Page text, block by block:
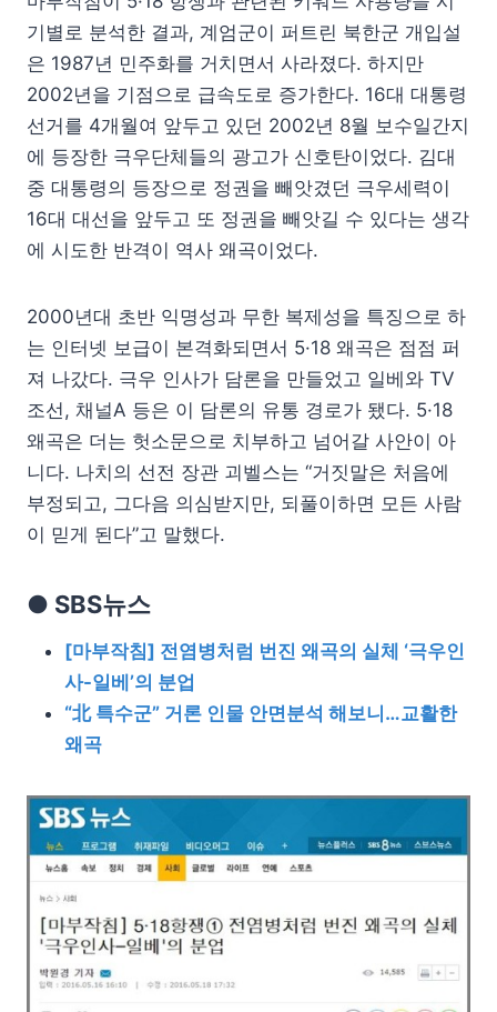
기별로 분석한 결과, 계엄군이 퍼트린 북한군 개입설
은 1987년 민주화를 거치면서 사라졌다. 하지만
2002년을 기점으로 급속도로 증가한다. 16대 대통령
선거를 4개월여 앞두고 있던 2002년 8월 보수일간지
에 등장한 극우단체들의 광고가 신호탄이었다. 김대
중 대통령의 등장으로 정권을 빼앗겼던 극우세력이
16대 대선을 앞두고 또 정권을 빼앗길 수 있다는 생각
에 시도한 반격이 역사 왜곡이었다.
2000년대 초반 익명성과 무한 복제성을 특징으로 하
는 인터넷 보급이 본격화되면서 5·18 왜곡은 점점 퍼
져 나갔다. 극우 인사가 담론을 만들었고 일베와 TV
조선, 채널A 등은 이 담론의 유통 경로가 됐다. 5·18
왜곡은 더는 헛소문으로 치부하고 넘어갈 사안이 아
니다. 나치의 선전 장관 괴벨스는 “거짓말은 처음에
부정되고, 그다음 의심받지만, 되풀이하면 모든 사람
이 믿게 된다”고 말했다.
● SBS뉴스
[마부작침] 전염병처럼 번진 왜곡의 실체 ‘극우인
사-일베’의 분업
“北 특수군” 거론 인물 안면분석 해보니…교활한
왜곡